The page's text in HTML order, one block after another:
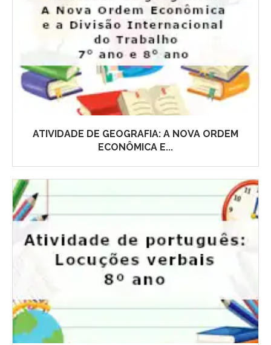
ATIVIDADE DE GEOGRAFIA: A NOVA ORDEM
ECONÔMICA E...